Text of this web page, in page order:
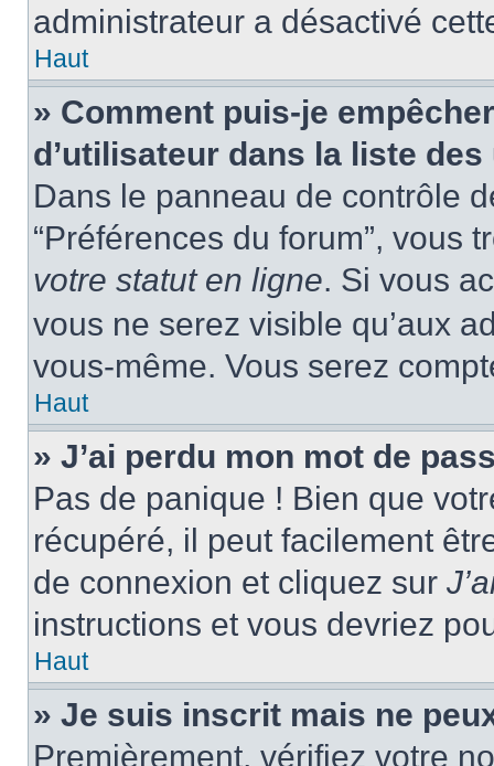
administrateur a désactivé
Haut
» Comment puis-je
d’utilisateur dans la liste
Dans le panneau de contrôle
“Préférences du forum”, vous
votre statut en ligne. Si vous
vous ne serez visible qu’aux
vous-même. Vous serez
Haut
» J’ai perdu mon mot de
Pas de panique ! Bien que
récupéré, il peut facilement
de connexion et cliquez sur
instructions et vous devriez
Haut
» Je suis inscrit mais ne
Premièrement, vérifiez votre